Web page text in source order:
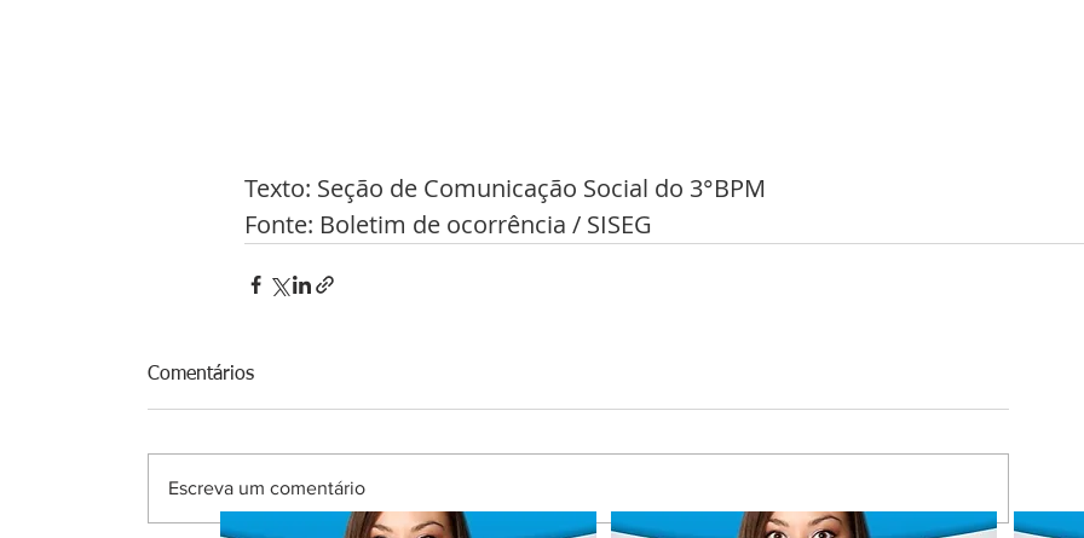
Texto: Seção de Comunicação Social do 3°BPM
Fonte: Boletim de ocorrência / SISEG
Comentários
Escreva um comentário